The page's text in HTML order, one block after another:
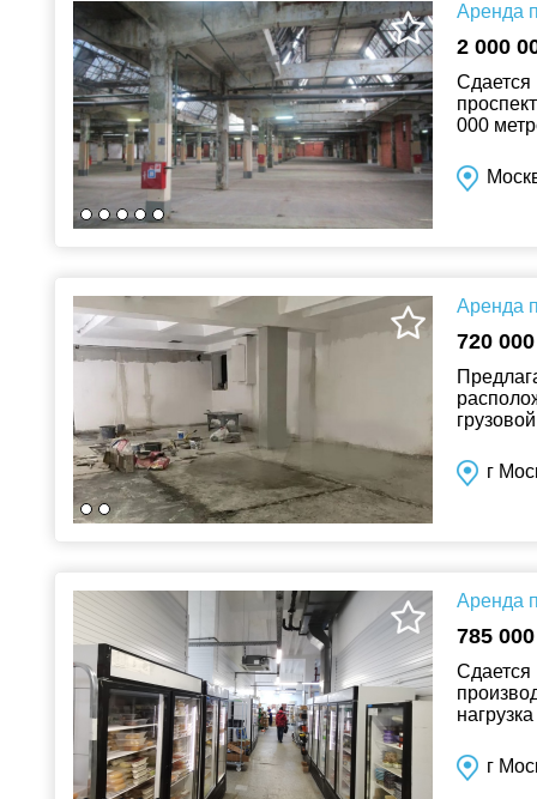
Аренда
2 000
Сдается
000
Аренда
720
г
Аренда
785
г